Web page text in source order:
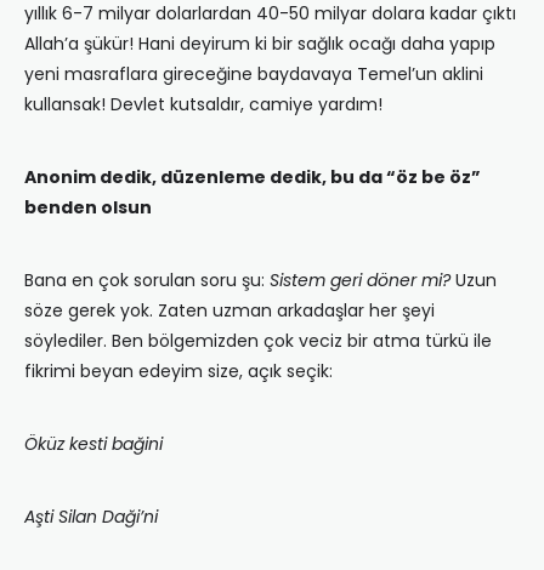
yıllık 6-7 milyar dolarlardan 40-50 milyar dolara kadar çıktı
Allah’a şükür! Hani deyirum ki bir sağlık ocağı daha yapıp
yeni masraflara gireceğine baydavaya Temel’un aklini
kullansak! Devlet kutsaldır, camiye yardım!
Anonim dedik, düzenleme dedik, bu da “öz be öz”
benden olsun
Bana en çok sorulan soru şu: Sistem geri döner mi?Uzun
söze gerek yok. Zaten uzman arkadaşlar her şeyi
söylediler. Ben bölgemizden çok veciz bir atma türkü ile
fikrimi beyan edeyim size, açık seçik:
Öküz kesti bağini
Aşti Silan Daği’ni